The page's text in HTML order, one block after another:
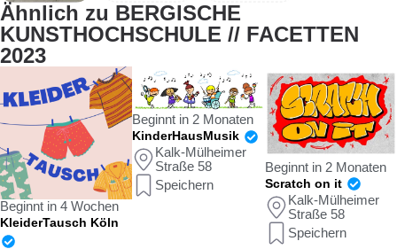
Ähnlich zu BERGISCHE
KUNSTHOCHSCHULE // FACETTEN
2023
Beginnt in 4 Wochen
KleiderTausch Köln
Beginnt in 2 Monaten
KinderHausMusik
Kalk-Mülheimer
Straße 58
Speichern
Beginnt in 2 Monaten
Scratch on it
Kalk-Mülheimer
Straße 58
Speichern